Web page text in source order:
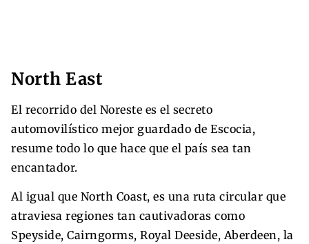
North East
El recorrido del Noreste es el secreto
automovilístico mejor guardado de Escocia,
resume todo lo que hace que el país sea tan
encantador.
Al igual que North Coast, es una ruta circular que
atraviesa regiones tan cautivadoras como
Speyside, Cairngorms, Royal Deeside, Aberdeen, la